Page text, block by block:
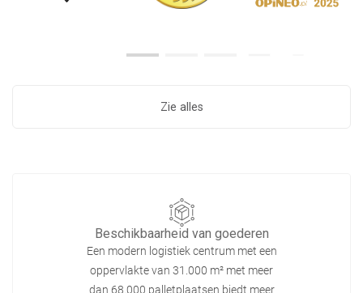
Zie alles
Beschikbaarheid van goederen
Een modern logistiek centrum met een
oppervlakte van 31.000 m² met meer
dan 68.000 palletplaatsen biedt meer